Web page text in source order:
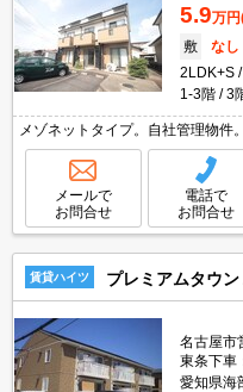
5.9万円
敷
なし
2LDK+S
1-3階
3
メゾネットタイプ。自社管理物件
ポイント貯まります。引越指定業
メールで
お問合せ
電話で
お問合せ
賃貸ハイツ プレミアムタウン
名古屋市
東条下車
愛知県海